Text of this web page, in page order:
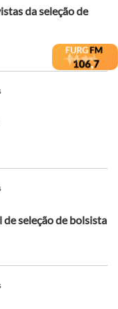
da seleção de
seleção de bolsista